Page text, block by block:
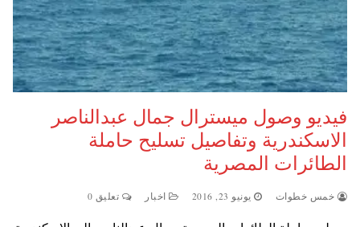
فيديو وصول ميسترال جمال عبدالناصر
الاسكندرية وتفاصيل تسليح حاملة
الطائرات المصرية
خمس خطوات يونيو 23, 2016 اخبار تعليق 0